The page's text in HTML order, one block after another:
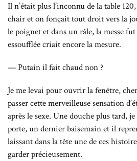
Il n’était plus l’inconnu de la table
chair et on fonçait tout droit vers la
le poignet et dans un râle, la messe
essoufflée criait encore la mesure.
— Putain il fait chaud non ?
Je me levai pour ouvrir la fenêtre,
passer cette merveilleuse sensation
après le sexe. Une douche plus tard,
porte, un dernier baisemain et il
laissant dans la tête une de ces
garder précieusement.